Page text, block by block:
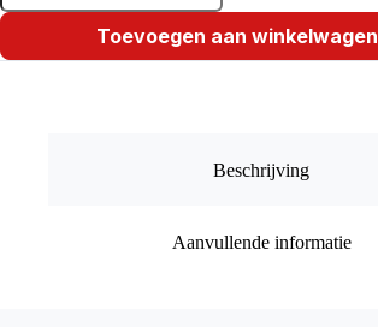
845
aantal
Toevoegen aan winkelwagen
Beschrijving
Aanvullende informatie